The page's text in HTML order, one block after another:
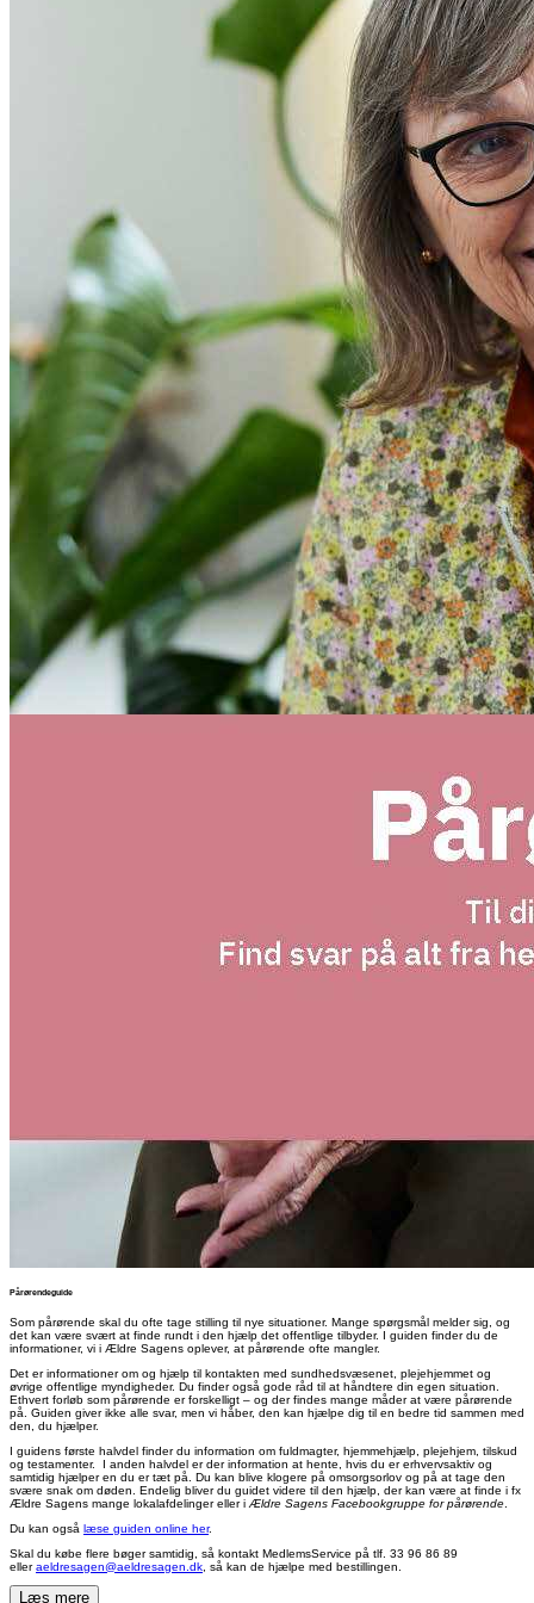
Pårørendeguide
Som pårørende skal du ofte tage stilling til nye situationer. Mange spørgsmål melder sig, og
det kan være svært at finde rundt i den hjælp det offentlige tilbyder. I guiden finder du de
informationer, vi i Ældre Sagens oplever, at pårørende ofte mangler.
Det er informationer om og hjælp til kontakten med sundhedsvæsenet, plejehjemmet og
øvrige offentlige myndigheder. Du finder også gode råd til at håndtere din egen situation.
Ethvert forløb som pårørende er forskelligt – og der findes mange måder at være pårørende
på. Guiden giver ikke alle svar, men vi håber, den kan hjælpe dig til en bedre tid sammen med
den, du hjælper.
I guidens første halvdel finder du information om fuldmagter, hjemmehjælp, plejehjem, tilskud
og testamenter. I anden halvdel er der information at hente, hvis du er erhvervsaktiv og
samtidig hjælper en du er tæt på. Du kan blive klogere på omsorgsorlov og på at tage den
svære snak om døden. Endelig bliver du guidet videre til den hjælp, der kan være at finde i fx
Ældre Sagens mange lokalafdelinger eller i Ældre Sagens Facebookgruppe for pårørende
Du kan også læse guiden online her.
Skal du købe flere bøger samtidig, så kontakt MedlemsService på tlf. 33 96 86 89
elleraeldresagen@aeldresagen.dk , så kan de hjælpe med bestillingen.
Læs mere